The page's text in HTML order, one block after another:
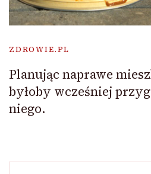
ZDROWIE.PL
Planując naprawe
byłoby wcześniej
niego.